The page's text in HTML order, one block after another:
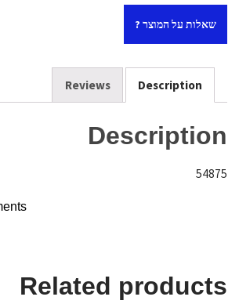
b
o
o
k
tt
er
e
שאלות על המוצר ?
Description
Reviews
Description
54875
Related products